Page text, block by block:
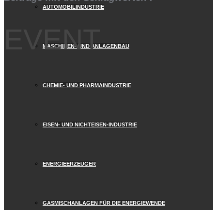
AUTOMOBILINDUSTRIE
MASCHINEN- UND ANLAGENBAU
CHEMIE- UND PHARMAINDUSTRIE
EISEN- UND NICHTEISEN-INDUSTRIE
ENERGIEERZEUGER
GASMISCHANLAGEN FÜR DIE ENERGIEWENDE
EVENT